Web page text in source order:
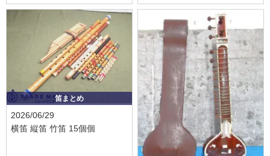
笛まとめ
2026/06/29
横笛 縦笛 竹笛 15個個